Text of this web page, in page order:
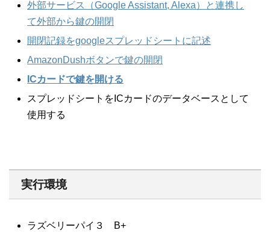
外部サービス（Google Assistant, Alexa）と連携し
て外部から鍵の開閉
開閉記録をgoogleスプレッドシートに記述
AmazonDushボタンで鍵の開閉
ICカードで鍵を開ける
スプレッドシートをICカードのデータベースとして
使用する
実行環境
ラズベリーパイ３ B+